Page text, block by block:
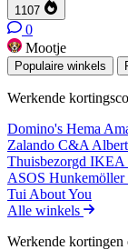
1107
0
Mootje
Populaire winkels
Werkende
Domino's Hema
Zalando C&A
Thuisbezorgd IKEA
ASOS Hunkemöller
Tui About You
Alle winkels
Werkende